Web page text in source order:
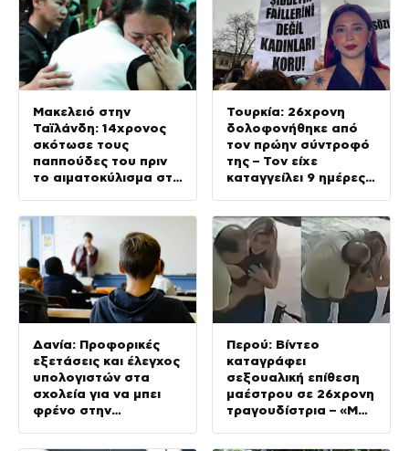
Μακελειό στην
Ταϊλάνδη: 14χρονος
σκότωσε τους
παππούδες του πριν
το αιματοκύλισμα στο
Τουρκία: 26χρονη
δολοφονήθηκε από
τον πρώην σύντροφό
της – Τον είχε
καταγγείλει 9 ημέρες
Δανία: Προφορικές
εξετάσεις και έλεγχος
υπολογιστών στα
σχολεία για να μπει
φρένο στην
Περού: Βίντεο
καταγράφει
σεξουαλική επίθεση
μαέστρου σε 26χρονη
τραγουδίστρια – «Μου